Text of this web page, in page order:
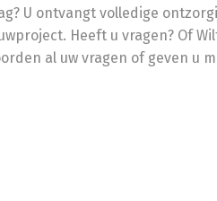
U ontvangt volledige
Heeft u vragen? Of
al uw vragen of geven u